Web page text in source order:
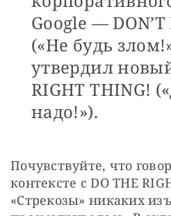
Google — DON’T
(«Не будь
утвердил
RIGHT THING!
надо!»).
Почувствуйте, что
контексте с DO THE
«Стрекозы» никаких